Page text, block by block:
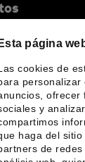
Esta página
cookies de
ofrecer
y
haga del
de
en el Foro
idiomas